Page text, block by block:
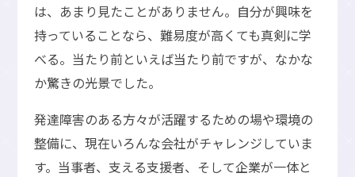
は、あまり見たことがありません。自分が興味を
持っていることなら、難易度が高くても真剣に学
べる。当たり前といえば当たり前ですが、なかな
か驚きの光景でした。
発達障害のある方々が活躍するための場や環境の
整備に、現在いろんな会社がチャレンジしていま
す。当事者、支える支援者、そして企業が一体と